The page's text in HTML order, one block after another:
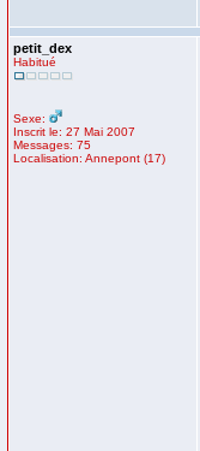
petit_dex
Habitué
Sexe:
Inscrit le: 27 Mai 2007
Messages: 75
Localisation: Annepont (17)